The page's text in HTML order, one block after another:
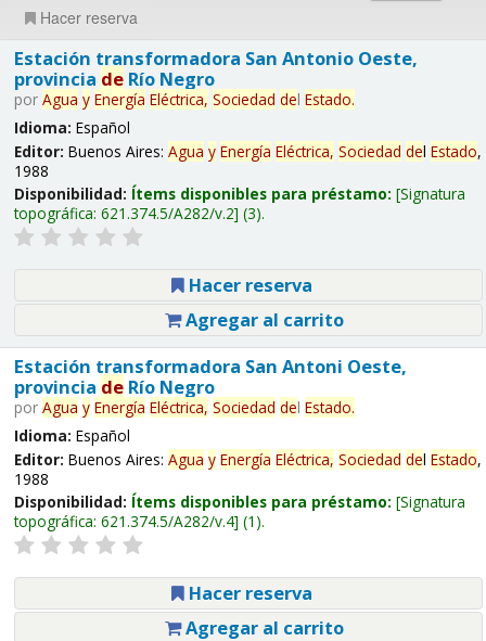
Hacer reserva
Estación transformadora San Antonio Oeste,
provincia deRío Negro
por Agua y Energía Eléctrica, Sociedad del Estado.
Idioma: Español
Editor: Buenos Aires: Agua y Energía Eléctrica, Sociedad del Estado,
1988
Disponibilidad: Ítems disponibles para préstamo: Signatura
topográfica: 621.374.5/A282/v.2 (3).
Hacer reserva
Agregar al carrito
Estación transformadora San Antoni Oeste,
provincia deRío Negro
por Agua y Energía Eléctrica, Sociedad del Estado.
Idioma: Español
Editor: Buenos Aires: Agua y Energía Eléctrica, Sociedad del Estado,
1988
Disponibilidad: Ítems disponibles para préstamo: Signatura
topográfica: 621.374.5/A282/v.4 (1).
Hacer reserva
Agregar al carrito